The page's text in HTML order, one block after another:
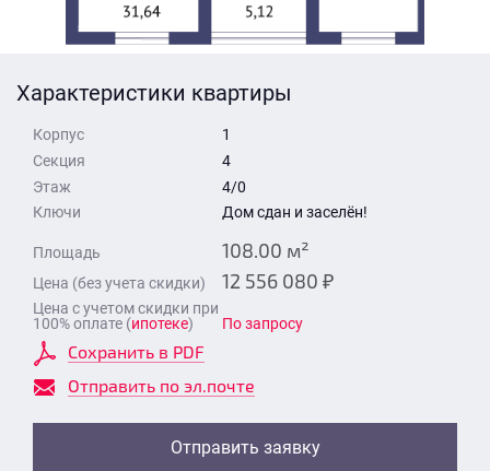
Характеристики квартиры
Корпус
1
Секция
4
Этаж
4/0
Ключи
Дом сдан и заселён!
Площадь 108.00 м²
Цена (без учета скидки) 12 556 080 ₽
Цена с учетом скидки при
100% оплате (ипотеке) По запросу
Сохранить в PDF
Отправить по эл.почте
Отправить заявку
Отправить
Отправить
Отправить